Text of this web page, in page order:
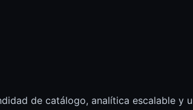
de catálogo, analítica escalable y